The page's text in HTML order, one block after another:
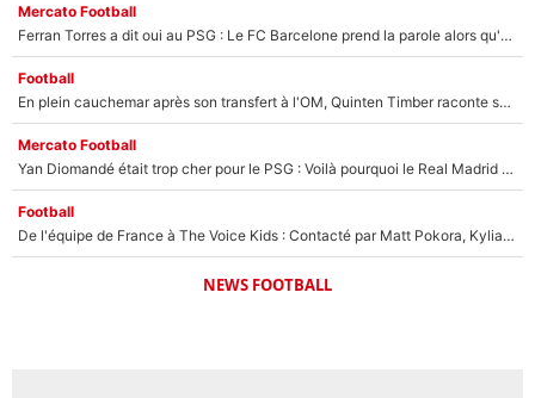
Mercato Football
Ferran Torres a dit oui au PSG : Le FC Barcelone prend la parole alors qu'un transfert de l'attaquant espagnol prend forme
Football
En plein cauchemar après son transfert à l'OM, Quinten Timber raconte ses doutes après sa signature à Marseille
Mercato Football
Yan Diomandé était trop cher pour le PSG : Voilà pourquoi le Real Madrid a accepté de payer la somme record de 140M€ pour boucler son transfert !
Football
De l'équipe de France à The Voice Kids : Contacté par Matt Pokora, Kylian Mbappé a accepté de jouer un rôle inédit sur TF1 !
NEWS FOOTBALL